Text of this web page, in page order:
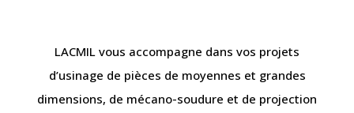
LACMIL vous accompagne dans vos projets
d’usinage de pièces de moyennes et grandes
dimensions, de mécano-soudure et de projection